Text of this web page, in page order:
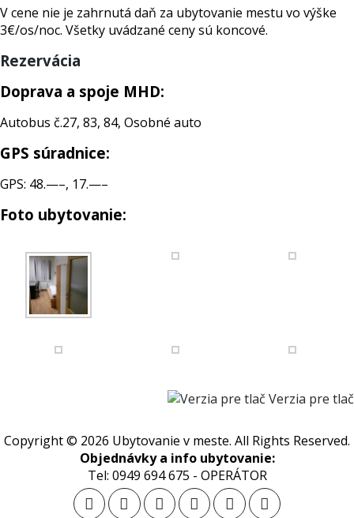
V cene nie je zahrnutá daň za ubytovanie mestu vo výške
3€/os/noc. Všetky uvádzané ceny sú koncové.
Rezervácia
Doprava a spoje MHD:
Autobus č.27, 83, 84, Osobné auto
GPS súradnice:
GPS: 48.—–, 17.—–
Foto ubytovanie:
Verzia pre tlač
Copyright © 2026 Ubytovanie v meste. All Rights Reserved.
Objednávky a info ubytovanie:
Tel: 0949 694 675 - OPERÁTOR